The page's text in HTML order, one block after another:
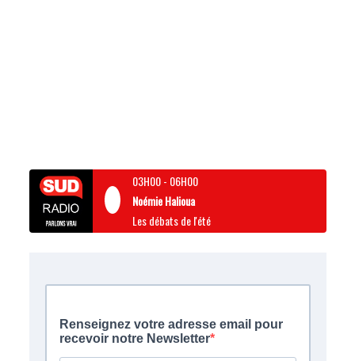
03H00- 06H00
Noémie Halioua
Les débats de l'été